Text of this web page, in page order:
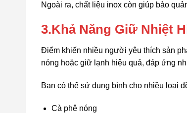
Ngoài ra, chất liệu inox còn giúp bảo
3.Khả Năng Giữ Nhiệt
Điểm khiến nhiều người yêu thích sản
nóng hoặc giữ lạnh hiệu quả, đáp ứng
Bạn có thể sử dụng bình cho nhiều loại
Cà phê nóng